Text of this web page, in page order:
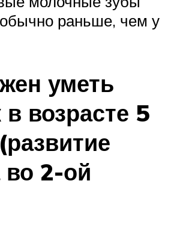
раньше, чем у
уметь
в возрасте 5
во 2-ой